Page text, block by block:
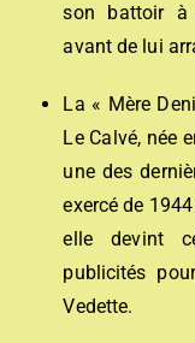
son battoir à
avant de lui
La « Mère
Le Calvé, née
une des
exercé de
elle devint
publicités
Vedette.